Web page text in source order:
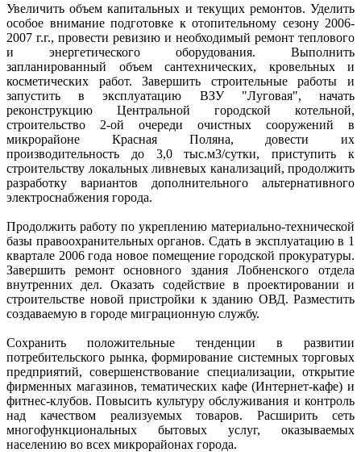
Увеличить объем капитальных и текущих ремонтов. Уделить
особое внимание подготовке к отопительному сезону 2006-
2007 г.г., провести ревизию и необходимый ремонт теплового
и энергетического оборудования. Выполнить
запланированный объем сантехнических, кровельных и
косметических работ. Завершить строительные работы и
запустить в эксплуатацию ВЗУ "Луговая", начать
реконструкцию Центральной городской котельной,
строительство 2-ой очереди очистных сооружений в
микрорайоне Красная Поляна, довести их
производительность до 3,0 тыс.м3/сутки, приступить к
строительству локальных ливневых канализаций, продолжить
разработку вариантов дополнительного альтернативного
электроснабжения города.
Продолжить работу по укреплению материально-технической
базы правоохранительных органов. Сдать в эксплуатацию в 1
квартале 2006 года новое помещение городской прокуратуры.
Завершить ремонт основного здания Лобненского отдела
внутренних дел. Оказать содействие в проектировании и
строительстве новой пристройки к зданию ОВД. Разместить
создаваемую в городе миграционную службу.
Сохранить положительные тенденции в развитии
потребительского рынка, формирование системных торговых
предприятий, совершенствование специализации, открытие
фирменных магазинов, тематических кафе (Интернет-кафе) и
фитнес-клубов. Повысить культуру обслуживания и контроль
над качеством реализуемых товаров. Расширить сеть
многофункциональных бытовых услуг, оказываемых
населению во всех микрорайонах города.